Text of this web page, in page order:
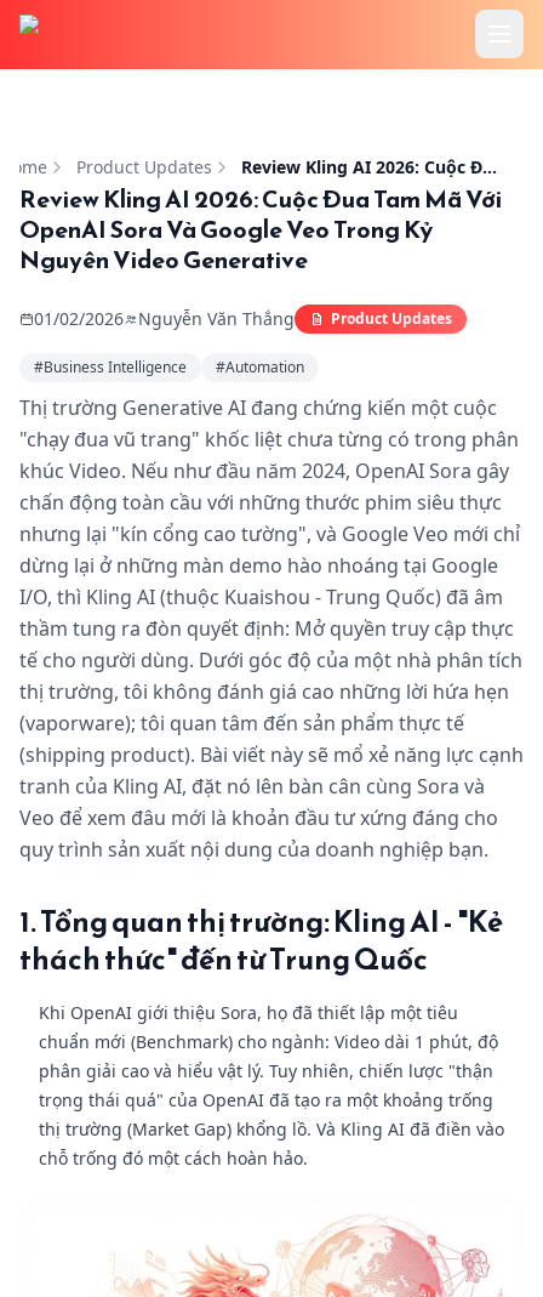
功能
Cookbook
使用教程
博客
登录
Home Product Updates Review Kling AI 2026: Cuộc Đua Tam Mã Với OpenAI Sora Và Google Veo Trong Kỷ Nguyên Video Generative
Review Kling AI 2026: Cuộc Đua Tam Mã Với
OpenAI Sora Và Google Veo Trong Kỷ
Nguyên Video Generative
01/02/2026 Nguyễn Văn Thắng Product Updates
#Business Intelligence #Automation
Thị trường Generative AI đang chứng kiến một cuộc
"chạy đua vũ trang" khốc liệt chưa từng có trong phân
khúc Video. Nếu như đầu năm 2024, OpenAI Sora gây
chấn động toàn cầu với những thước phim siêu thực
nhưng lại "kín cổng cao tường", và Google Veo mới chỉ
dừng lại ở những màn demo hào nhoáng tại Google
I/O, thì Kling AI (thuộc Kuaishou - Trung Quốc) đã âm
thầm tung ra đòn quyết định: Mở quyền truy cập thực
tế cho người dùng. Dưới góc độ của một nhà phân tích
thị trường, tôi không đánh giá cao những lời hứa hẹn
(vaporware); tôi quan tâm đến sản phẩm thực tế
(shipping product). Bài viết này sẽ mổ xẻ năng lực cạnh
tranh của Kling AI, đặt nó lên bàn cân cùng Sora và
Veo để xem đâu mới là khoản đầu tư xứng đáng cho
quy trình sản xuất nội dung của doanh nghiệp bạn.
1. Tổng quan thị trường: Kling AI - "Kẻ
thách thức" đến từ Trung Quốc
Khi OpenAI giới thiệu Sora, họ đã thiết lập một tiêu
chuẩn mới (Benchmark) cho ngành: Video dài 1 phút, độ
phân giải cao và hiểu vật lý. Tuy nhiên, chiến lược "thận
trọng thái quá" của OpenAI đã tạo ra một khoảng trống
thị trường (Market Gap) khổng lồ. Và Kling AI đã điền vào
chỗ trống đó một cách hoàn hảo.